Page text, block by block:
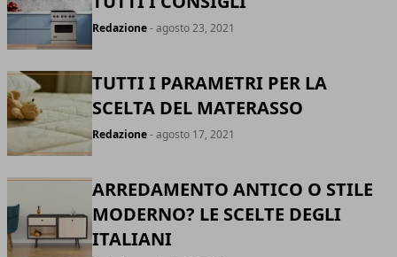
Redazione- agosto 23, 2021
TUTTI I PARAMETRI PER LA
SCELTA DEL MATERASSO
Redazione- agosto 17, 2021
ARREDAMENTO ANTICO O STILE
MODERNO? LE SCELTE DEGLI
ITALIANI